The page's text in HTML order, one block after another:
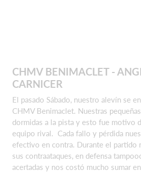
CHMV BENIMACLET -
CARNICER
El pasado Sábado, nuestro alevín se
CHMV Benimaclet. Nuestras
dormidas a la pista y esto fue motivo
equipo rival. Cada fallo y pérdida
efectivo en contra. Durante el partido
sus contraataques, en defensa
acertadas y nos costó mucho sumar